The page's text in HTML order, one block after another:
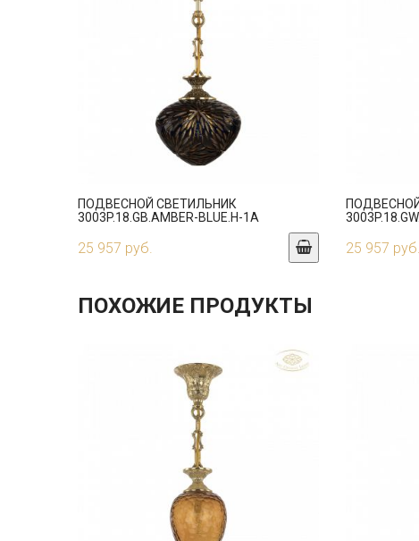
ПОДВЕСНОЙ СВЕТИЛЬНИК
3003P.18.GB.AMBER-BLUE.H-1A
25 957 руб. 25 957 руб.
ПОХОЖИЕ ПРОДУКТЫ